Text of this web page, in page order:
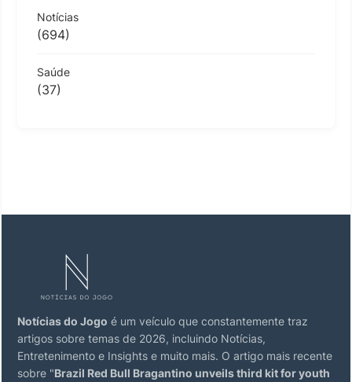
Notícias
(694)
Saúde
(37)
Notícias do Jogo é um veículo que constantemente traz
artigos sobre temas de 2026, incluindo Notícias,
Entretenimento e Insights e muito mais. O artigo mais recente
sobre "Brazil Red Bull Bragantino unveils third kit for youth